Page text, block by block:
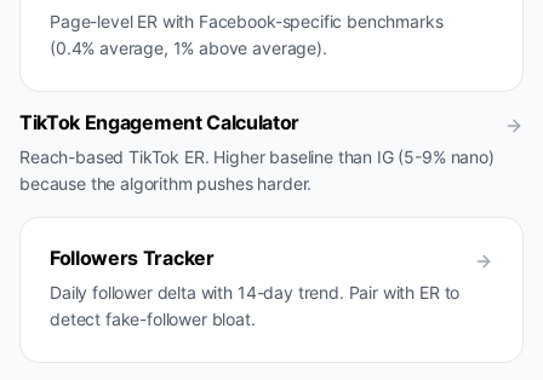
Page-level ER with Facebook-specific benchmarks
(0.4% average, 1% above average).
TikTok Engagement Calculator
Reach-based TikTok ER. Higher baseline than IG (5-9% nano)
because the algorithm pushes harder.
Followers Tracker
Daily follower delta with 14-day trend. Pair with ER to
detect fake-follower bloat.